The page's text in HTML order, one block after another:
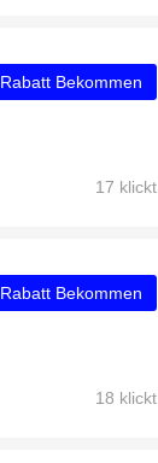
Rabatt Bekommen
17 klickt
Rabatt Bekommen
18 klickt